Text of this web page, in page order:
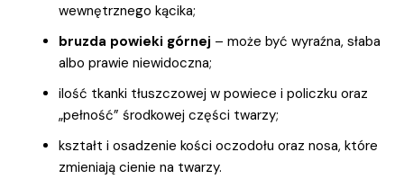
wewnętrznego kącika;
bruzda powieki górnej – może być wyraźna, słaba
albo prawie niewidoczna;
ilość tkanki tłuszczowej w powiece i policzku oraz
„pełność” środkowej części twarzy;
kształt i osadzenie kości oczodołu oraz nosa, które
zmieniają cienie na twarzy.